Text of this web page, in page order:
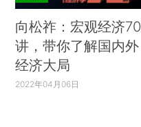
向松祚：宏观经济70
讲，带你了解国内外
经济大局
2022年04月06日